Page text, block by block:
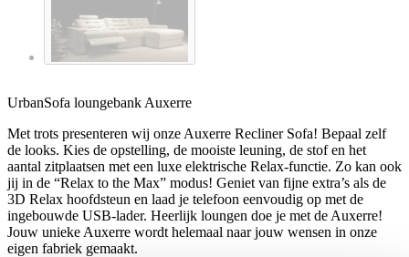
UrbanSofa loungebank Auxerre
Met trots presenteren wij onze Auxerre Recliner Sofa! Bepaal zelf
de looks. Kies de opstelling, de mooiste leuning, de stof en het
aantal zitplaatsen met een luxe elektrische Relax-functie. Zo kan ook
jij in de “Relax to the Max” modus! Geniet van fijne extra’s als de
3D Relax hoofdsteun en laad je telefoon eenvoudig op met de
ingebouwde USB-lader. Heerlijk loungen doe je met de Auxerre!
Jouw unieke Auxerre wordt helemaal naar jouw wensen in onze
eigen fabriek gemaakt.